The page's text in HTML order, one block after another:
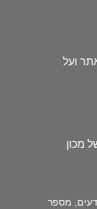
ועל
מכון
מספר